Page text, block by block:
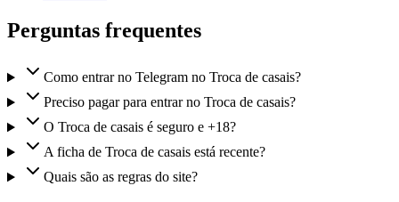
Perguntas frequentes
Como entrar no Telegram no Troca de casais?
Preciso pagar para entrar no Troca de casais?
O Troca de casais é seguro e +18?
A ficha de Troca de casais está recente?
Quais são as regras do site?